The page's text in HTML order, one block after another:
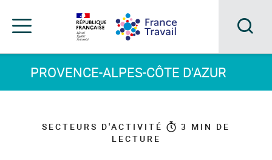
menu
contenu
pied
page
la
Menu
PROVENCE-ALPES-CÔTE D'AZUR
SECTEURS D'ACTIVITÉ 3 MIN DE
LECTURE